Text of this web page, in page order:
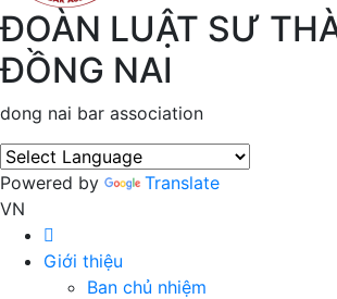
ĐOÀN LUẬT SƯ
ĐỒNG NAI
dong nai bar association
Powered by
Translate
VN
Giới thiệu
Ban chủ nhiệm